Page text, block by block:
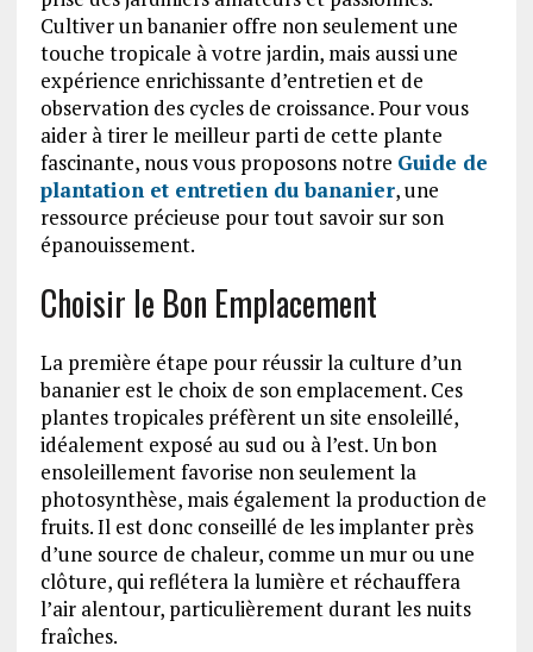
Cultiver un bananier offre non seulement une
touche tropicale à votre jardin, mais aussi une
expérience enrichissante d’entretien et de
observation des cycles de croissance. Pour vous
aider à tirer le meilleur parti de cette plante
fascinante, nous vous proposons notre Guide de
plantation et entretien du bananier, une
ressource précieuse pour tout savoir sur son
épanouissement.
Choisir le Bon Emplacement
La première étape pour réussir la culture d’un
bananier est le choix de son emplacement. Ces
plantes tropicales préfèrent un site ensoleillé,
idéalement exposé au sud ou à l’est. Un bon
ensoleillement favorise non seulement la
photosynthèse, mais également la production de
fruits. Il est donc conseillé de les implanter près
d’une source de chaleur, comme un mur ou une
clôture, qui reflétera la lumière et réchauffera
l’air alentour, particulièrement durant les nuits
fraîches.